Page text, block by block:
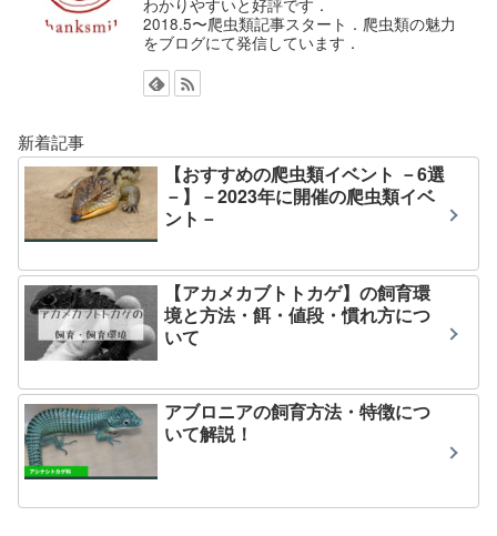
わかりやすいと好評です．
2018.5〜爬虫類記事スタート．爬虫類の魅力
をブログにて発信しています．
新着記事
【おすすめの爬虫類イベント －6選
－】－2023年に開催の爬虫類イベ
ント－
【アカメカブトトカゲ】の飼育環
境と方法・餌・値段・慣れ方につ
いて
アブロニアの飼育方法・特徴につ
いて解説！